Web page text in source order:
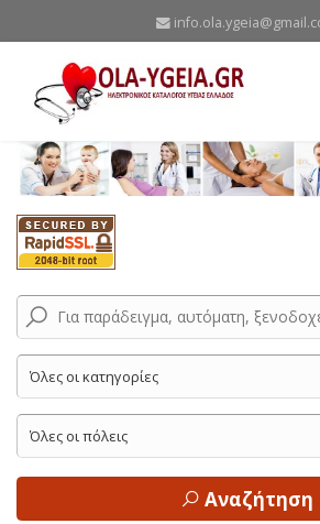
Αναζήτηση